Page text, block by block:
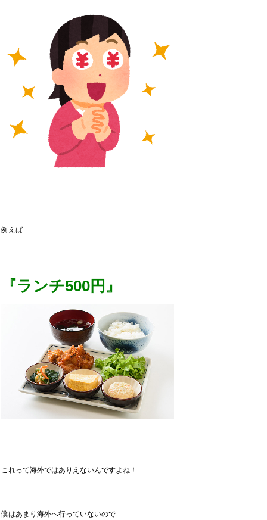
例えば…
『ランチ500円』
これって海外ではありえないんですよね！
僕はあまり海外へ行っていないので